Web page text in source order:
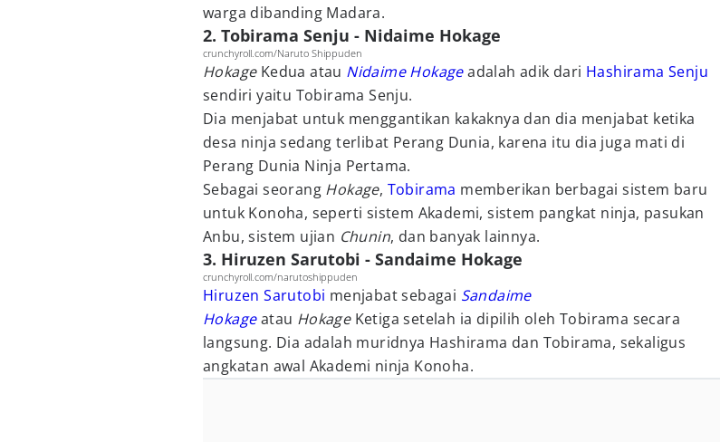
warga dibanding Madara.
2. Tobirama Senju - Nidaime Hokage
crunchyroll.com/Naruto Shippuden
Hokage Kedua atau Nidaime Hokage adalah adik dari Hashirama Senju
sendiri yaitu Tobirama Senju.
Dia menjabat untuk menggantikan kakaknya dan dia menjabat ketika
desa ninja sedang terlibat Perang Dunia, karena itu dia juga mati di
Perang Dunia Ninja Pertama.
Sebagai seorang Hokage, Tobirama memberikan berbagai sistem baru
untuk Konoha, seperti sistem Akademi, sistem pangkat ninja, pasukan
Anbu, sistem ujian Chunin, dan banyak lainnya.
3. Hiruzen Sarutobi - Sandaime Hokage
crunchyroll.com/narutoshippuden
Hiruzen Sarutobi menjabat sebagai Sandaime
Hokage atau Hokage Ketiga setelah ia dipilih oleh Tobirama secara
langsung. Dia adalah muridnya Hashirama dan Tobirama, sekaligus
angkatan awal Akademi ninja Konoha.